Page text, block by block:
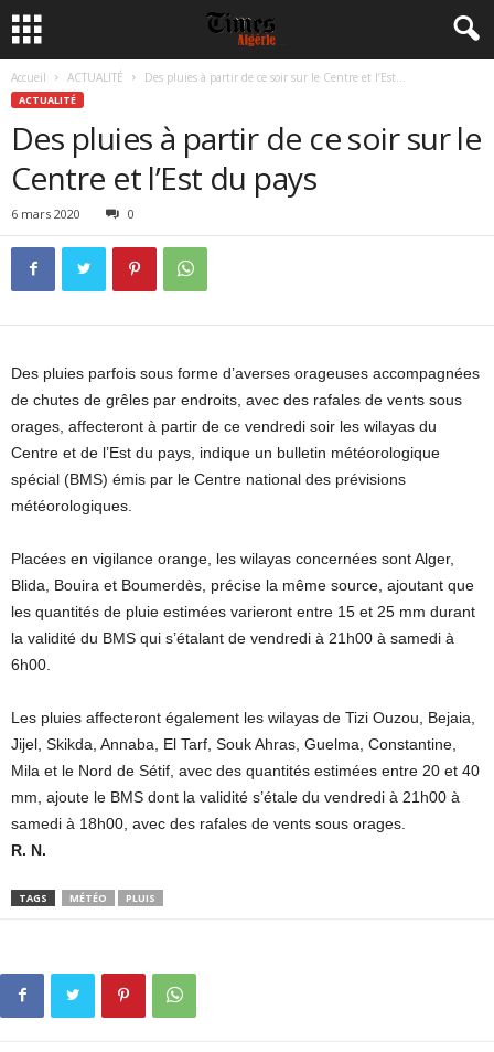
Accueil ACTUALITÉ Des pluies à partir de ce soir sur le Centre et l’Est...
ACTUALITÉ
Des pluies à partir de ce soir sur le
Centre et l’Est du pays
6 mars 2020 0
Des pluies parfois sous forme d’averses orageuses accompagnées
de chutes de grêles par endroits, avec des rafales de vents sous
orages, affecteront à partir de ce vendredi soir les wilayas du
Centre et de l’Est du pays, indique un bulletin météorologique
spécial (BMS) émis par le Centre national des prévisions
météorologiques.
Placées en vigilance orange, les wilayas concernées sont Alger,
Blida, Bouira et Boumerdès, précise la même source, ajoutant que
les quantités de pluie estimées varieront entre 15 et 25 mm durant
la validité du BMS qui s’étalant de vendredi à 21h00 à samedi à
6h00.
Les pluies affecteront également les wilayas de Tizi Ouzou, Bejaia,
Jijel, Skikda, Annaba, El Tarf, Souk Ahras, Guelma, Constantine,
Mila et le Nord de Sétif, avec des quantités estimées entre 20 et 40
mm, ajoute le BMS dont la validité s’étale du vendredi à 21h00 à
samedi à 18h00, avec des rafales de vents sous orages.
R. N.
TAGS MÉTÉO PLUIS